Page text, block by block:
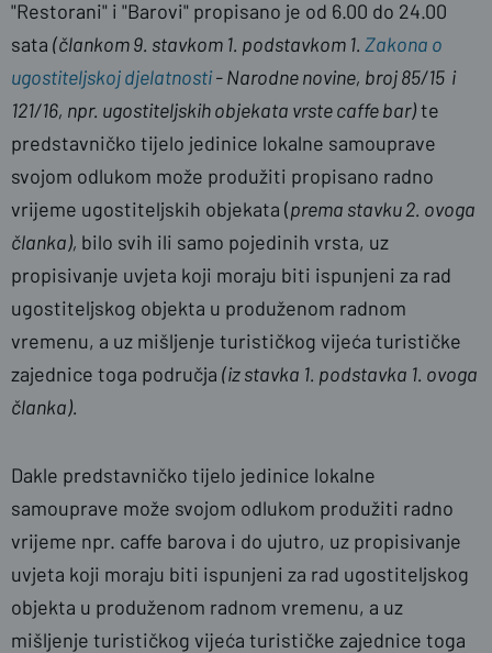
"Restorani" i "Barovi" propisano je od 6.00 do 24.00
sata (člankom 9. stavkom 1. podstavkom 1. Zakona o
ugostiteljskoj djelatnosti- Narodne novine, broj 85/15 i
121/16, npr. ugostiteljskih objekata vrste caffe bar)te
predstavničko tijelo jedinice lokalne samouprave
svojom odlukom može produžiti propisano radno
vrijeme ugostiteljskih objekata (prema stavku 2. ovoga
članka), bilo svih ili samo pojedinih vrsta, uz
propisivanje uvjeta koji moraju biti ispunjeni za rad
ugostiteljskog objekta u produženom radnom
vremenu, a uz mišljenje turističkog vijeća turističke
zajednice toga područja (iz stavka 1. podstavka 1. ovoga
članka).
Dakle predstavničko tijelo jedinice lokalne
samouprave može svojom odlukom produžiti radno
vrijeme npr. caffe barova i do ujutro, uz propisivanje
uvjeta koji moraju biti ispunjeni za rad ugostiteljskog
objekta u produženom radnom vremenu, a uz
mišljenje turističkog vijeća turističke zajednice toga